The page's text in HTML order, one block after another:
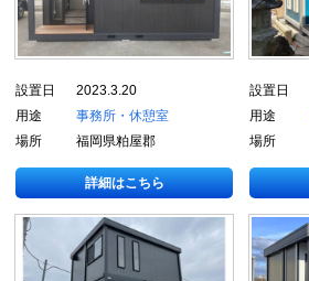
設置日
2023.3.20
用途
事務所・休憩室
場所
福岡県粕屋郡
詳細はこちら
設置日
用途
場所